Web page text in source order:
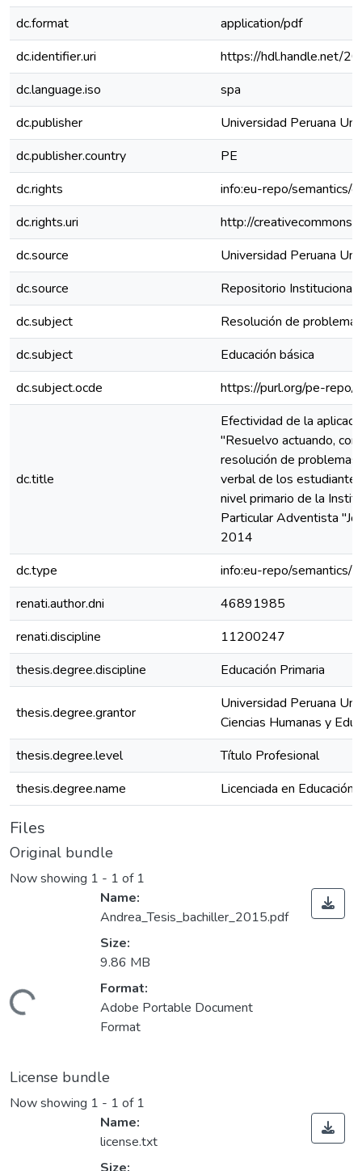
dc.format
application/pdf
dc.identifier.uri
https://hdl.handle.net/
dc.language.iso
spa
dc.publisher
Universidad Peruana
dc.publisher.country
PE
dc.rights
info:eu-repo/semantics/
dc.rights.uri
http://
dc.source
Universidad Peruana
dc.source
Repositorio Institucional
dc.subject
Resolución de problemas
dc.subject
Educación básica
dc.subject.ocde
https://purl.org/pe-
dc.title
Efectividad de la
"Resuelvo actuando,
resolución de
verbal de los
nivel primario de la
Particular Adventista
2014
dc.type
info:eu-repo/semantics/
renati.author.dni
46891985
renati.discipline
11200247
thesis.degree.discipline
Educación Primaria
thesis.degree.grantor
Universidad Peruana
Ciencias Humanas y
thesis.degree.level
Título Profesional
thesis.degree.name
Licenciada en
Files
Original bundle
Now showing 1 - 1 of 1
Name:
Andrea_Tesis_bachiller_2015.pdf
Size:
9.86 MB
Format:
Adobe Portable Document
Format
License bundle
Now showing 1 - 1 of 1
Name:
license.txt